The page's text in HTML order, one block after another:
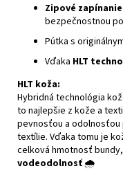
Zipové
bezpečnostnou
Pútka s
Vďaka HLT
HLT koža:
Hybridná technológia
to najlepšie z kože a
pevnosťou a odolnosťou
textílie. Vďaka tomu je
celková hmotnosť
vodeodolnosť🌧️